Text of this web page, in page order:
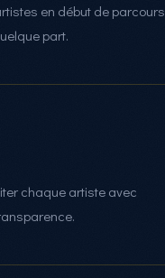
en début de parcours
part.
chaque artiste avec